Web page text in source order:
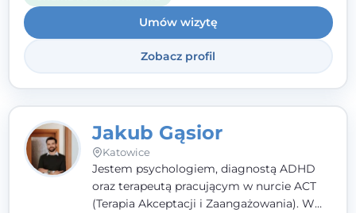
zrozumieniu.
Umów wizytę
Zobacz profil
Jakub Gąsior
Katowice
Jestem psychologiem, diagnostą ADHD
oraz terapeutą pracującym w nurcie ACT
(Terapia Akceptacji i Zaangażowania). W